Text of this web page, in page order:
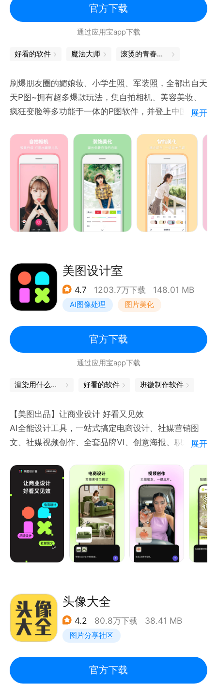
【加文字】
表情包中自由添加文字，超多字体和特效。
拥有智能消除文字水印，一涂抹即可去除表情包上的文
字。
【鬼畜语音包】
科比、老八、夹子音等各种热门流行语音包。可录制自
己的语音，还能给图片添加语音。
【变声器】
想拥有奶龙、贝利亚、哪吒的同款声音吗？现在变声器
功能帮你实现！
还有emoji表情制作、手撕表情包、绘图、裁剪编辑、
表情包P图、马赛克、视频编辑、特效道具跟踪等功
能。
官方下载
通过应用宝app下载
好看的软件 魔法大师 滚烫的青春，永远的心跳
刷爆朋友圈的媚娘妆、小学生照、军装照，全都出自天
天P图~拥有超多爆款玩法，集自拍相机、美容美妆、
疯狂变脸等多功能于一体的P图软件，并登上中国大
南、新加坡等多个国家和地区的应用商店榜首。
功能介绍：
【自拍相机】
超萌，超好玩的自拍相机。专为人像定制的美颜滤镜，
瘦脸大眼，实时美妆，美萌动效贴纸，让你瞬间成为萌
力十足。
特效、智能补光、夜景增强、马赛克，让你的照片高端
大气上档次。
【美容美妆】
一键美颜，仙女就是你。智能五官精准定位，瘦脸、粉
乔妹(＾Ｕ＾)
【故事拼图】
海量的时尚拼图模板，独家智能水印，打造属于你的个
性照片墙，拼出好心情。
实时人脸识别，丰富多样的换脸角色，媚娘妆、小学生
照、军装照，让你一键秒变大明星。
【魔法抠图】
轻松抠图，创造精彩的有趣照片。趣味场景，3D艺术
效果，让你体验魔法般P图趣味。
展开
美图设计室
4.7 1203.7万下载 148.01 MB
AI图像处理 图片美化
官方下载
通过应用宝app下载
渲染用什么软件 好看的软件 班徽制作软件
【美图出品】让商业设计 好看又见效
AI全能设计工具，一站式搞定电商设计、社媒营销图
文、社媒视频创作、全套品牌VI、创意海报、职场办公
物料。
【电商设计｜商家爆款必备】
「AI电商套图」白底图、场景图、主图、详情页素材一
键批量生成，告别实景拍摄高额成本。
【社媒营销｜自媒体流量神器】
【品牌设计｜零基础快速做专业VI】
「AI logo」输入品牌名称与行业风格，批量产出多款
原创LOGO。
【海报设计｜全场景营销全覆盖】
「海报模板」海量商用正版模板，覆盖节日大促、门店
展开
头像大全
4.2 80.8万下载 38.41 MB
图片分享社区
官方下载